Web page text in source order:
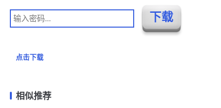
点击下载
相似推荐